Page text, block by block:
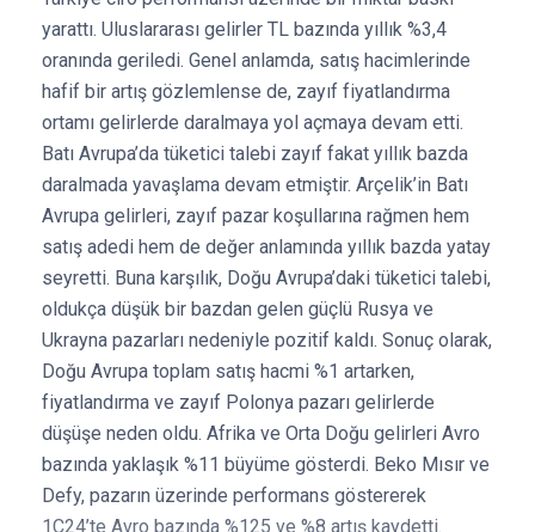
yarattı. Uluslararası gelirler TL bazında yıllık %3,4
oranında geriledi. Genel anlamda, satış hacimlerinde
hafif bir artış gözlemlense de, zayıf fiyatlandırma
ortamı gelirlerde daralmaya yol açmaya devam etti.
Batı Avrupa’da tüketici talebi zayıf fakat yıllık bazda
daralmada yavaşlama devam etmiştir. Arçelik’in Batı
Avrupa gelirleri, zayıf pazar koşullarına rağmen hem
satış adedi hem de değer anlamında yıllık bazda yatay
seyretti. Buna karşılık, Doğu Avrupa’daki tüketici talebi,
oldukça düşük bir bazdan gelen güçlü Rusya ve
Ukrayna pazarları nedeniyle pozitif kaldı. Sonuç olarak,
Doğu Avrupa toplam satış hacmi %1 artarken,
fiyatlandırma ve zayıf Polonya pazarı gelirlerde
düşüşe neden oldu. Afrika ve Orta Doğu gelirleri Avro
bazında yaklaşık %11 büyüme gösterdi. Beko Mısır ve
Defy, pazarın üzerinde performans göstererek
1Ç24’te Avro bazında %125 ve %8 artış kaydetti.